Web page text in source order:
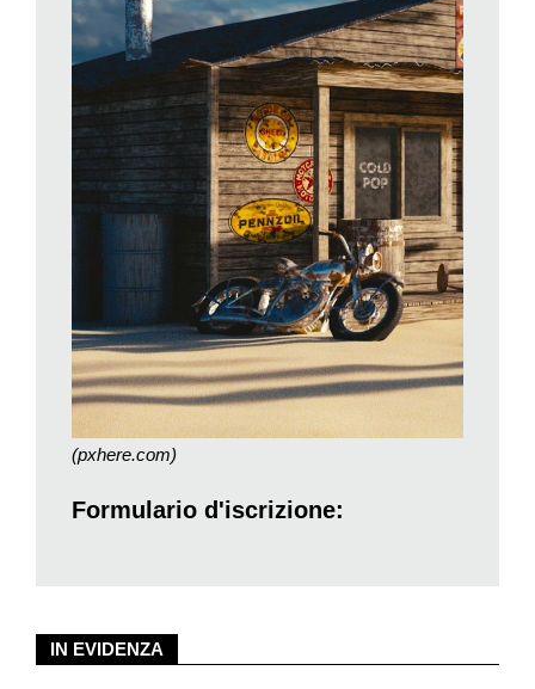
IN EVIDENZA
(pxhere.com)
Formulario d'iscrizione: